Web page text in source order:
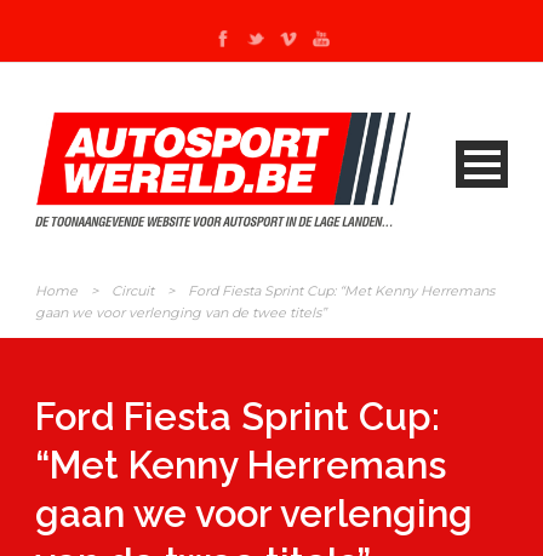
Home > Circuit >
Ford Fiesta Sprint Cup: “Met Kenny Herremans
gaan we voor verlenging van de twee titels”
Ford Fiesta Sprint Cup:
“Met Kenny Herremans
gaan we voor verlenging